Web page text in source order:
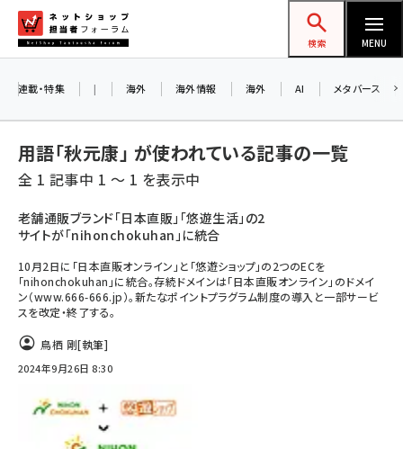
ン
ネットショップ担当者フォーラム
検索 MENU
yahoo (1901)
楽天 (1871)
ecbeing (1207)
アスクル (1119)
base (1077)
ビィ・フォアード (773)
revico (740)
連載・特集 | 海外 海外情報 海外 AI メタバース
用語「秋元康」 が使われている記事の一覧
全 1 記事中 1 ～ 1 を表示中
老舗通販ブランド「日本直販」「悠遊生活」の2
サイトが「nihonchokuhan」に統合
10月2日に「日本直販オンライン」と「悠遊ショップ」の2つのECを
「nihonchokuhan」に統合。存続ドメインは「日本直販オンライン」のドメイ
ン（www.666-666.jp）。新たなポイントプラグラム制度の導入と一部サービ
スを改定・終了する。
鳥栖 剛[執筆]
2024年9月26日 8:30